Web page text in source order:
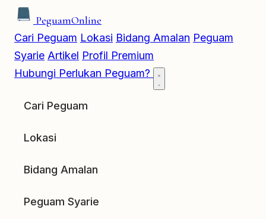
PeguamOnline
Cari Peguam Lokasi Bidang Amalan Peguam
Syarie Artikel Profil Premium
Hubungi Perlukan Peguam?
Cari Peguam
Lokasi
Bidang Amalan
Peguam Syarie